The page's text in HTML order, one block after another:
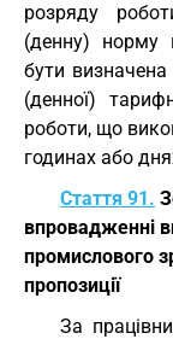
розряду
(денну) норму
бути
(денної)
роботи, що
годинах або
Стаття 91.
впровадженні
промислового
пропозиції
За